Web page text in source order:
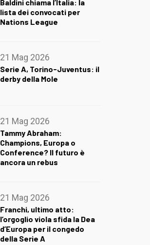
Baldini chiama l’Italia: la
lista dei convocati per
Nations League
21 Mag 2026
Serie A, Torino-Juventus: il
derby della Mole
21 Mag 2026
Tammy Abraham:
Champions, Europa o
Conference? Il futuro è
ancora un rebus
21 Mag 2026
Franchi, ultimo atto:
l’orgoglio viola sfida la Dea
d’Europa per il congedo
della Serie A